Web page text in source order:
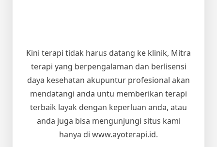
Kini terapi tidak harus datang ke klinik, Mitra
terapi yang berpengalaman dan berlisensi
daya kesehatan akupuntur profesional akan
mendatangi anda untu memberikan terapi
terbaik layak dengan keperluan anda, atau
anda juga bisa mengunjungi situs kami
hanya di www.ayoterapi.id.